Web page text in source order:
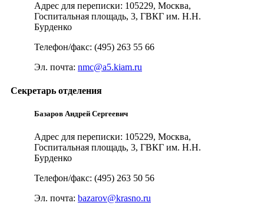
Адрес для переписки: 105229, Москва,
Госпитальная площадь, 3, ГВКГ им. Н.Н.
Бурденко
Телефон/факс: (495) 263 55 66
Эл. почта: nmc@a5.kiam.ru
Секретарь отделения
Базаров Андрей Сергеевич
Адрес для переписки: 105229, Москва,
Госпитальная площадь, 3, ГВКГ им. Н.Н.
Бурденко
Телефон/факс: (495) 263 50 56
Эл. почта: bazarov@krasno.ru